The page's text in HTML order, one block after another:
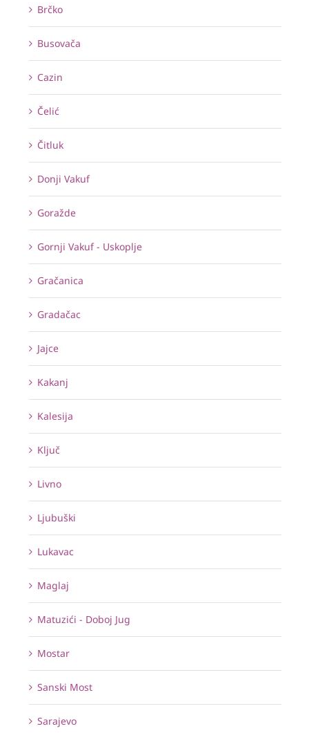
Brčko
Busovača
Cazin
Čelić
Čitluk
Donji Vakuf
Goražde
Gornji Vakuf - Uskoplje
Gračanica
Gradačac
Jajce
Kakanj
Kalesija
Ključ
Livno
Ljubuški
Lukavac
Maglaj
Matuzići - Doboj Jug
Mostar
Sanski Most
Sarajevo